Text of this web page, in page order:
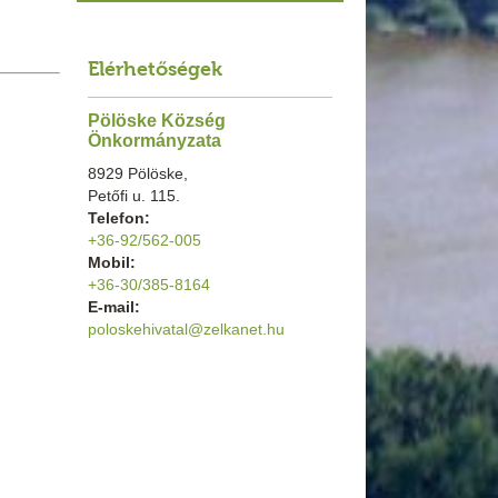
Elérhetőségek
Pölöske Község
Önkormányzata
8929 Pölöske,
Petőfi u. 115.
Telefon:
+36-92/562-005
Mobil:
+36-30/385-8164
E-mail:
poloskehivatal@zelkanet.hu